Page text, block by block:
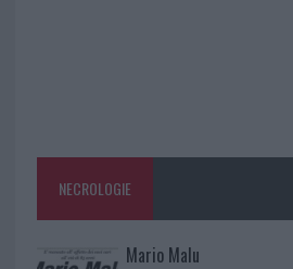
NECROLOGIE
Mario Malu